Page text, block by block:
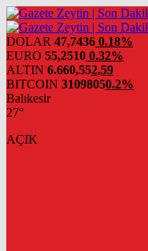
DOLAR 47,7436 0.18%
EURO 55,2510 0.32%
ALTIN 6.660,552,59
BITCOIN 31098050.2%
Balıkesir
27°
AÇIK